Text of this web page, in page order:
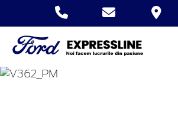
TOURNEO
CUSTOM